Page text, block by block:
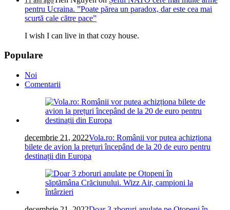
pentru Ucraina. ”Poate părea un paradox, dar este cea mai
scurtă cale către pace”
I wish I can live in that cozy house.
Populare
Noi
Comentarii
decembrie 21, 2022Vola.ro: Românii vor putea achizționa
bilete de avion la prețuri începând de la 20 de euro pentru
destinații din Europa